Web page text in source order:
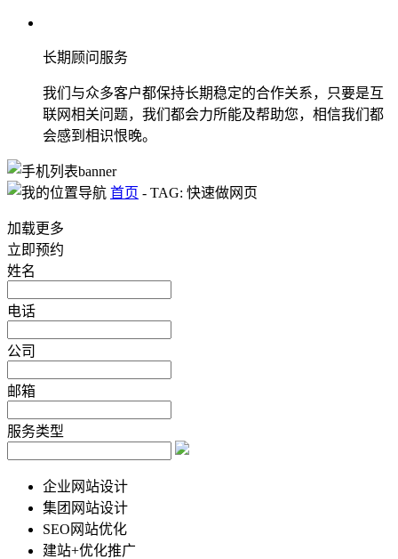
长期顾问服务
我们与众多客户都保持长期稳定的合作关系，只要是互
联网相关问题，我们都会力所能及帮助您，相信我们都
会感到相识恨晚。
首页 - TAG: 快速做网页
加载更多
立即预约
姓名
电话
公司
邮箱
服务类型
企业网站设计
集团网站设计
SEO网站优化
建站+优化推广